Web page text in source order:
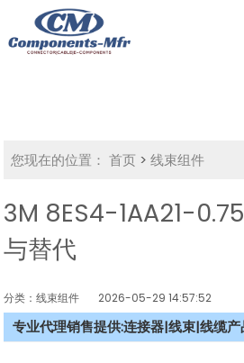
您现在的位置： 首页 >线束组件
3M 8ES4-1AA21-
与替代
分类：线束组件 2026-05-29 14:57:52
专业代理销售提供:连接器|线束|线缆产